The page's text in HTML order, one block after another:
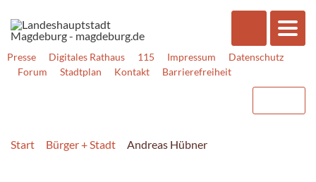
Presse Digitales Rathaus 115 Impressum
Datenschutz
Forum
Stadtplan Kontakt Barrierefreiheit
Start Bürger + Stadt Andreas Hübner